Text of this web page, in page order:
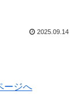
2025.09.14